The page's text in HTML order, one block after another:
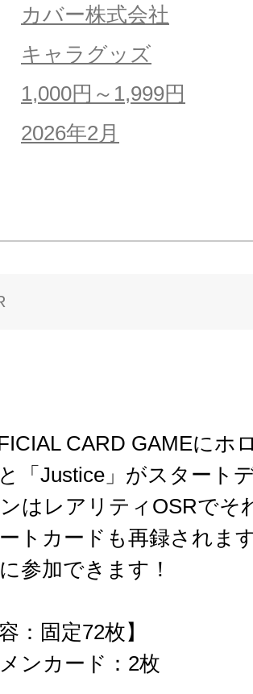
カバー株式会社
キャラグッズ
1,000円～1,999円
2026年2月
CARD GAMEにホ
と「Justice」がスタート
はレアリティOSRでそ
トカードも再録されま
参加できます！
：固定72枚】
ンカード：2枚